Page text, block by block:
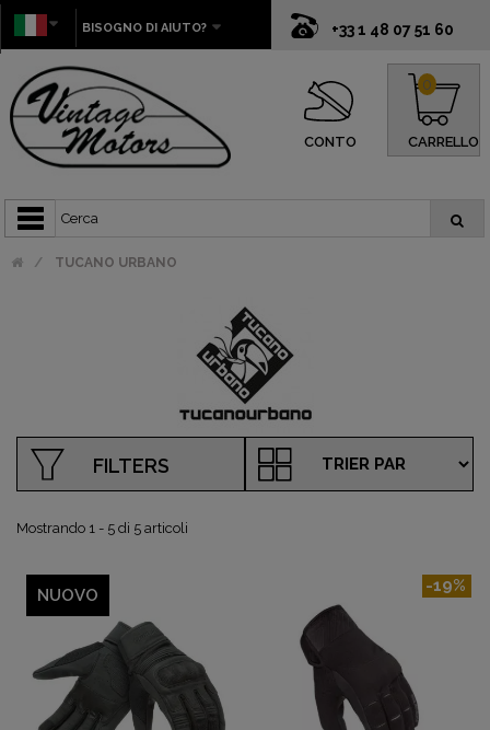
+33 1 48 07 51 60
BISOGNO DI AIUTO?
CONTO CARRELLO
0
TUCANO URBANO
FILTERS
Mostrando 1 - 5 di 5 articoli
NUOVO -19%